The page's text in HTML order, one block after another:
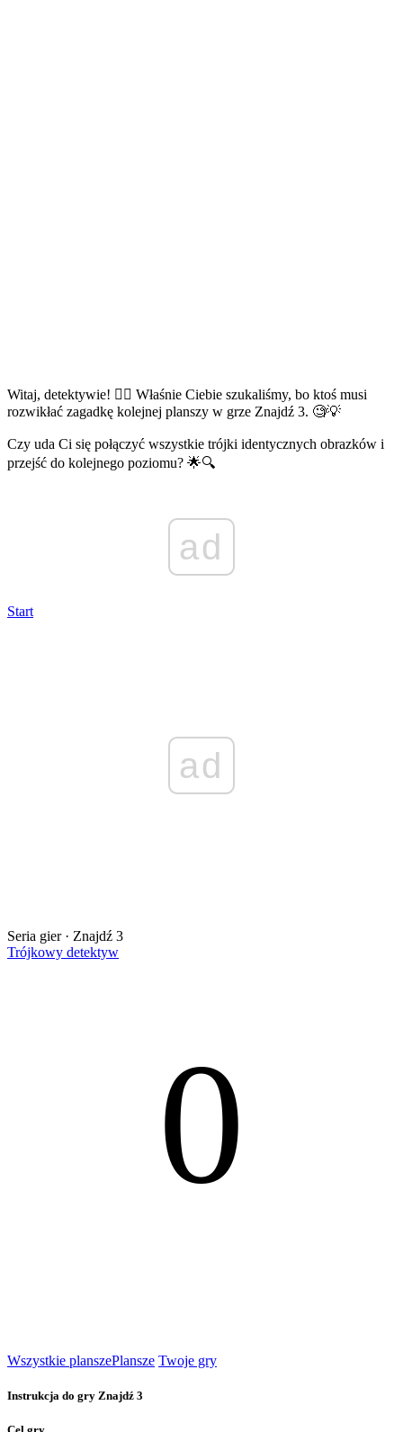
Witaj, detektywie! 🕵️‍♂️ Właśnie Ciebie szukaliśmy, bo ktoś musi
rozwikłać zagadkę kolejnej planszy w grze Znajdź 3. 🧐💡
Czy uda Ci się połączyć wszystkie trójki identycznych obrazków i
przejść do kolejnego poziomu? 🌟🔍
ad
Start
ad
Seria gier · Znajdź 3
Trójkowy detektyw
0
Wszystkie planszePlansze Twoje gry
Instrukcja do gry Znajdź 3